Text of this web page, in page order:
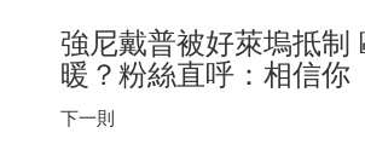
強尼戴普被好萊塢抵制
暖？粉絲直呼：相信你
下一則